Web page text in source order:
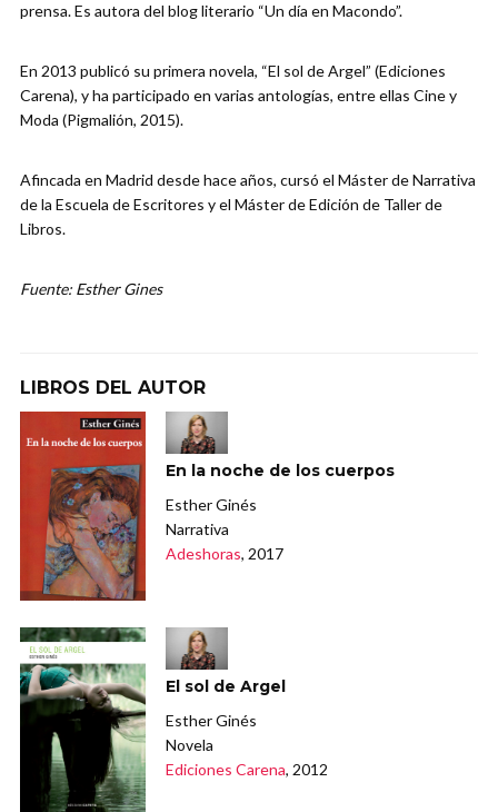
prensa. Es autora del blog literario “Un día en Macondo”.
En 2013 publicó su primera novela, “El sol de Argel” (Ediciones
Carena), y ha participado en varias antologías, entre ellas Cine y
Moda (Pigmalión, 2015).
Afincada en Madrid desde hace años, cursó el Máster de Narrativa
de la Escuela de Escritores y el Máster de Edición de Taller de
Libros.
Fuente: Esther Gines
LIBROS DEL AUTOR
En la noche de los cuerpos
Esther Ginés
Narrativa
Adeshoras, 2017
El sol de Argel
Esther Ginés
Novela
Ediciones Carena, 2012